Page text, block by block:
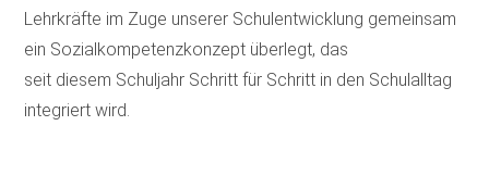
Lehrkräfte im Zuge unserer Schulentwicklung gemeinsam
ein Sozialkompetenzkonzept überlegt, das
seit diesem Schuljahr Schritt für Schritt in den Schulalltag
integriert wird.